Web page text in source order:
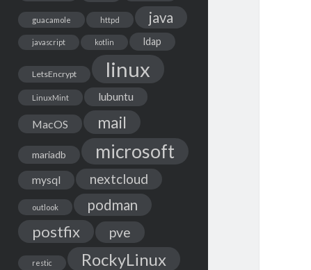
guacamole httpd java
javascript kotlin ldap
LetsEncrypt linux
LinuxMint lubuntu
MacOS mail
mariadb microsoft
mysql nextcloud
outlook podman
postfix pve
restic RockyLinux